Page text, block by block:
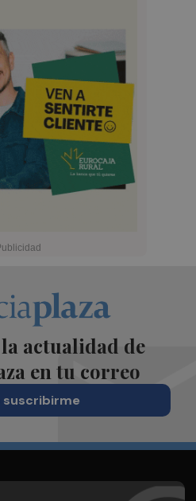
actualidad de
en tu correo
suscribirme